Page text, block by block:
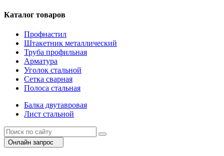
Каталог товаров
Профнастил
Штакетник металлический
Труба профильная
Арматура
Уголок стальной
Сетка сварная
Полоса стальная
Балка двутавровая
Лист стальной
Онлайн запрос